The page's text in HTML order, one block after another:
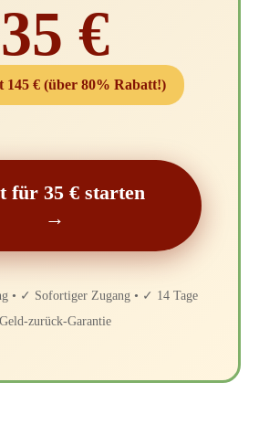
35 €
145 € (über 80% Rabatt!)
für 35 € starten
→
• ✓ Sofortiger Zugang • ✓ 14 Tage
Geld-zurück-Garantie